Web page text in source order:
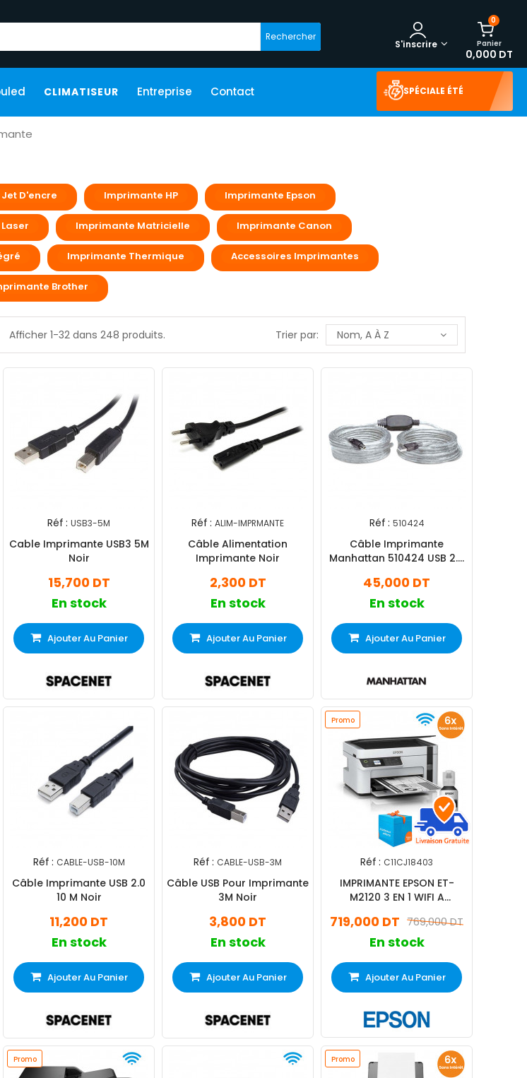
Rechercher
0
Panier
0,000 DT
S'inscrire
CLIMATISEUR Entreprise Contact SPÉCIALE ÉTÉ
D'encre Imprimante HP Imprimante Epson
Imprimante Matricielle Imprimante Canon
Imprimante Thermique Accessoires Imprimantes
Brother
Afficher 1-32 dans 248 produits. Trier par: Nom, A À Z
Réf : USB3-5M
Cable Imprimante USB3 5M
Noir
15,700 DT
En stock
Ajouter Au Panier
Réf : ALIM-IMPRMANTE
Câble Alimentation
Imprimante Noir
2,300 DT
En stock
Ajouter Au Panier
Réf : 510424
Câble Imprimante
Manhattan 510424 USB 2.0
45,000 DT
En stock
Ajouter Au Panier
Réf : CABLE-USB-10M
Câble Imprimante USB 2.0
10 M Noir
11,200 DT
En stock
Ajouter Au Panier
Réf : CABLE-USB-3M
Câble USB Pour Imprimante
3M Noir
3,800 DT
En stock
Ajouter Au Panier
Promo
Réf : C11CJ18403
IMPRIMANTE EPSON ET-
M2120 3 EN 1 WIFI A
(C11CJ18403)769,000 DT
719,000 DT
En stock
Ajouter Au Panier
Promo Promo